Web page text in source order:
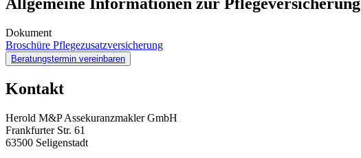
Dokument
Broschüre Pflegezusatzversicherung
Beratungstermin vereinbaren
Kontakt
Herold M&P Assekuranzmakler GmbH
Frankfurter Str. 61
63500 Seligenstadt